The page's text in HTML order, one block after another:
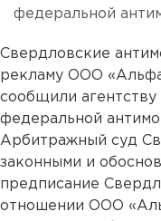
федеральной
Свердловские
рекламу ООО
сообщили
федеральной
Арбитражный суд
законными и
предписание
отношении ООО